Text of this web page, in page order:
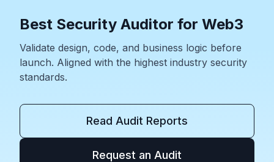
Best Security Auditor for Web3
Validate design, code, and business logic before
launch. Aligned with the highest industry security
standards.
Read Audit Reports
Request an Audit